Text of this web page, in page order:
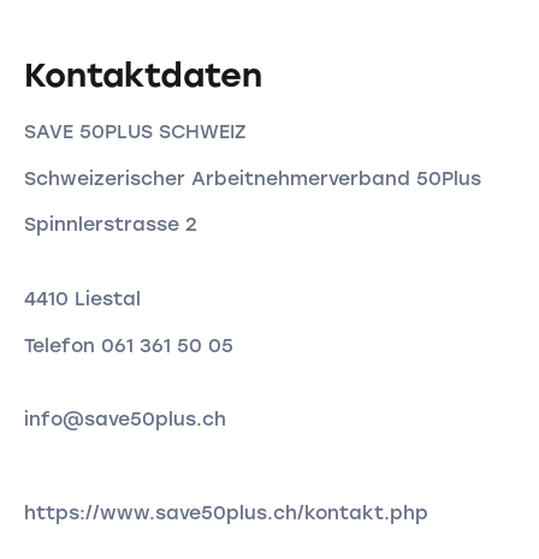
Kontaktdaten
SAVE 50PLUS SCHWEIZ
Schweizerischer Arbeitnehmerverband 50Plus
Spinnlerstrasse 2
4410 Liestal
Telefon 061 361 50 05
info@save50plus.ch
https://www.save50plus.ch/kontakt.php